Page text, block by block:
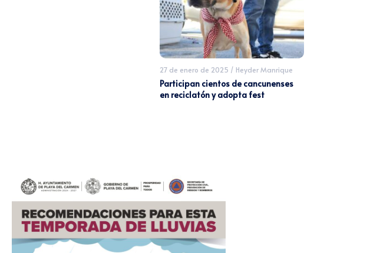
27 de enero de 2025 / Heyder Manrique
Participan cientos de cancunenses
en reciclatón y adopta fest